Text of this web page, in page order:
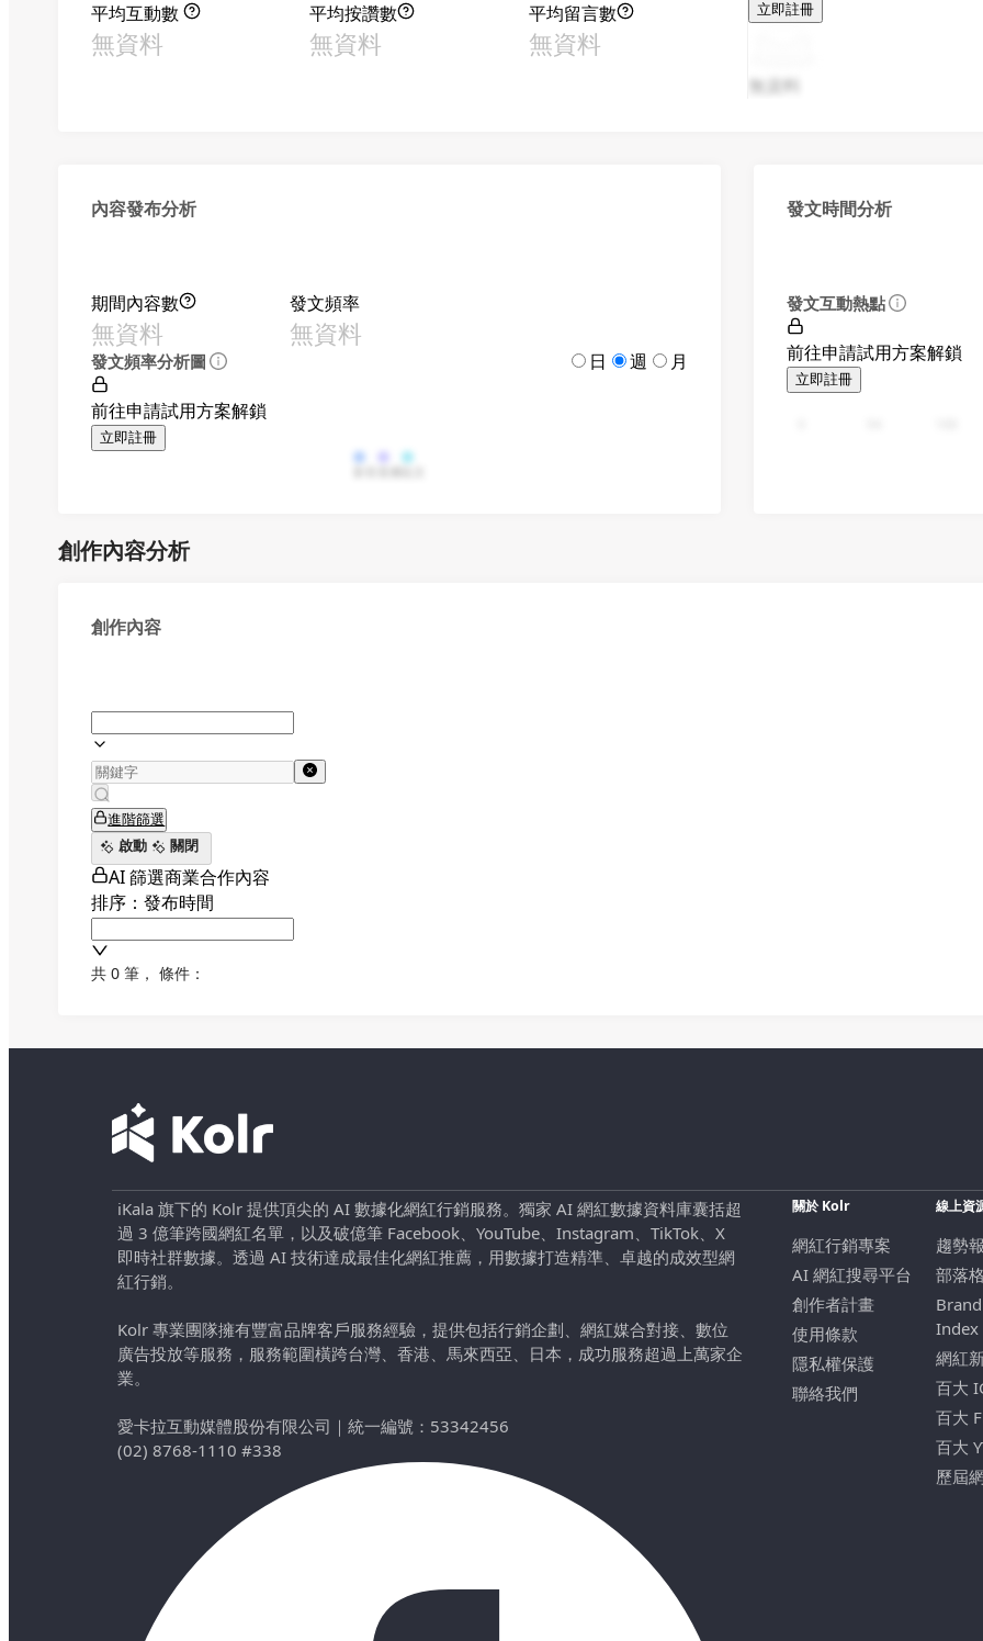
平均互動數
無資料
平均按讚數
無資料
平均留言數
無資料
立即註冊
無資料
內容發布分析
期間內容數
無資料
發文頻率
無資料
發文頻率分析圖 日 週 月
前往申請試用方案解鎖
立即註冊
發文時間分析
發文互動熱點
前往申請試用方案解鎖
立即註冊
創作內容分析
創作內容
進階篩選
啟動
關閉
AI 篩選商業合作內容
排序：發布時間
共 0 筆 ， 條件：
iKala 旗下的 Kolr 提供頂尖的 AI 數據化網紅行銷服務。獨家 AI 網紅數據資料庫囊括超
過 3 億筆跨國網紅名單，以及破億筆 Facebook、YouTube、Instagram、TikTok、X
即時社群數據。透過 AI 技術達成最佳化網紅推薦，用數據打造精準、卓越的成效型網
紅行銷。
Kolr 專業團隊擁有豐富品牌客戶服務經驗，提供包括行銷企劃、網紅媒合對接、數位
廣告投放等服務，服務範圍橫跨台灣、香港、馬來西亞、日本，成功服務超過上萬家企
業。
愛卡拉互動媒體股份有限公司 ｜ 統一編號：53342456
(02) 8768-1110 #338
關於 Kolr
網紅行銷專案
AI 網紅搜尋平台
創作者計畫
使用條款
隱私權保護
聯絡我們
線上資
趨勢
部落格
Index
網紅
百大
百大
百大
歷屆